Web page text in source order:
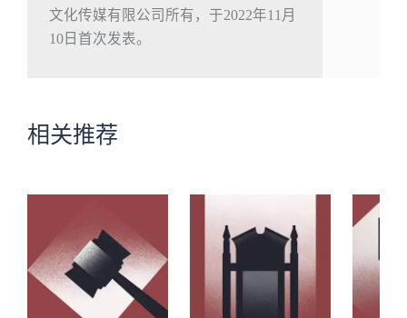
文化传媒有限公司所有，于2022年11月
10日首次发表。
相关推荐